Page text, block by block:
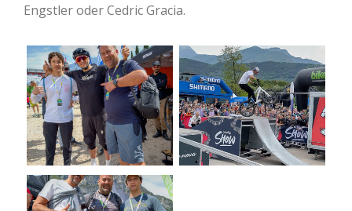
Engstler oder Cedric Gracia.